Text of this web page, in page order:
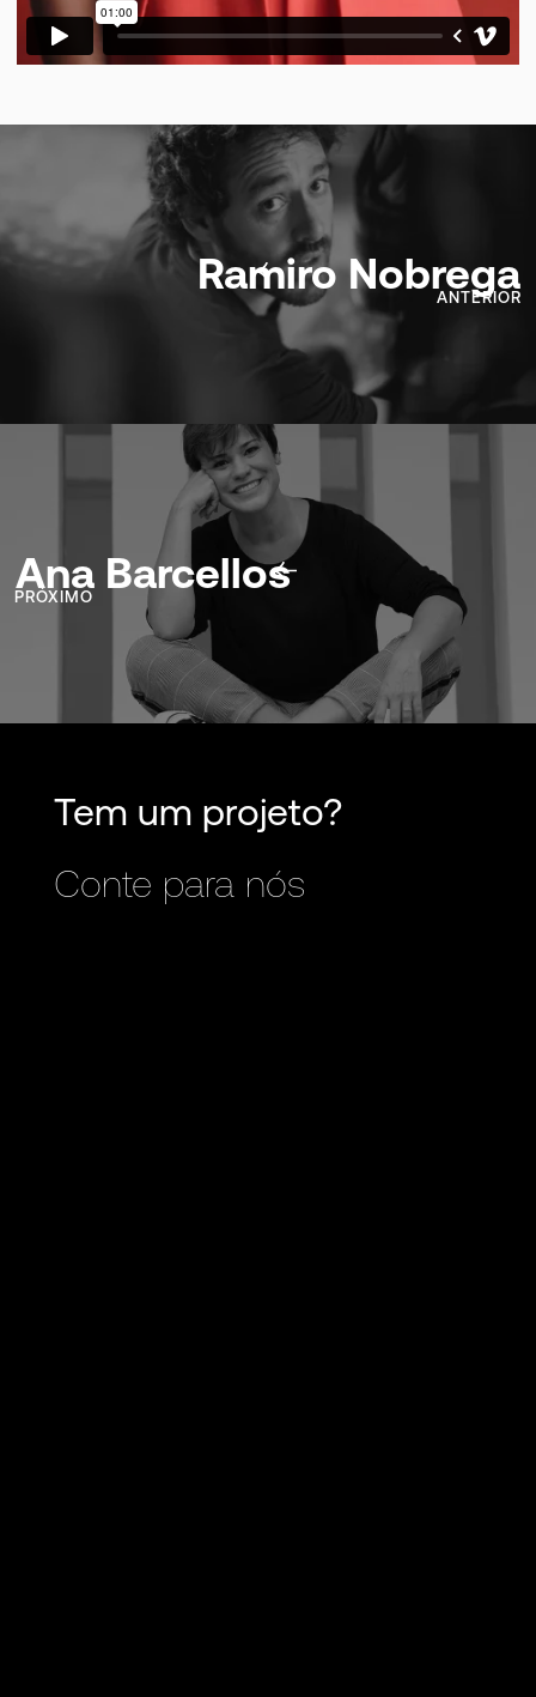
ANTERIOR
Ramiro Nobrega
PRÓXIMO
Ana Barcellos
Tem um projeto?
Conte para nós